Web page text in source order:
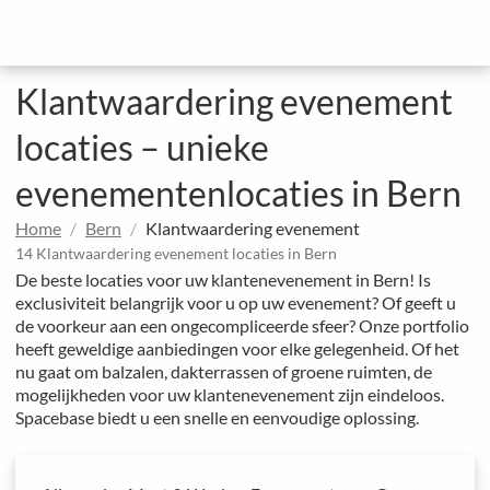
Klantwaardering evenement
locaties – unieke
evenementenlocaties in Bern
Home Bern Klantwaardering evenement
14 Klantwaardering evenement locaties in Bern
De beste locaties voor uw klantenevenement in Bern! Is
exclusiviteit belangrijk voor u op uw evenement? Of geeft u
de voorkeur aan een ongecompliceerde sfeer? Onze portfolio
heeft geweldige aanbiedingen voor elke gelegenheid. Of het
nu gaat om balzalen, dakterrassen of groene ruimten, de
mogelijkheden voor uw klantenevenement zijn eindeloos.
Spacebase biedt u een snelle en eenvoudige oplossing.